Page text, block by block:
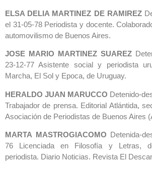
ELSA DELIA MARTINEZ DE RAMIREZ
el 31-05-78 Periodista y docente.
automovilismo de Buenos Aires.
JOSE MARIO MARTINEZ SUAREZ
23-12-77 Asistente social y periodista
Marcha, El Sol y Epoca, de Uruguay.
HERALDO JUAN MARUCCO Detenido-
Trabajador de prensa. Editorial Atlántida,
Asociación de Periodistas de Buenos Aires
MARTA MASTROGIACOMO Detenida-
76 Licenciada en Filosofía y Letras,
periodista. Diario Noticias. Revista El